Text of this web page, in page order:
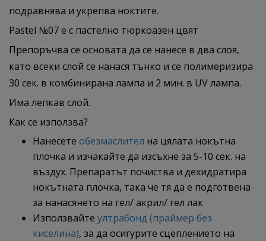
подравнява и укрепва ноктите.
Pastel №07 е с пастелно тюркоазен цвят
Препоръчва се основата да се нанесе в два слоя,
като всеки слой се нанася тънко и се полимеризира
30 сек. в комбинирана лампа и 2 мин. в UV лампа.
Има лепкав слой.
Как се използва?
Нанесете обезмаслител на цялата нокътна
плочка и изчакайте да изсъхне за 5-10 сек. на
въздух. Препаратът почиства и дехидратира
нокътната плочка, така че тя да е подготвена
за нанасянето на гел/ акрил/ гел лак
Използвайте ултрабонд (праймер без
киселина), за да осигурите сцеплението на